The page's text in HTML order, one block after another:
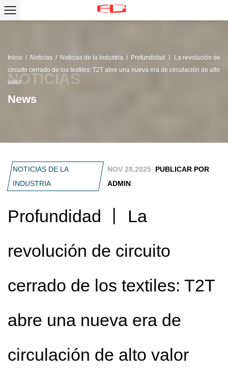
Inicio / Noticias / Noticias de la Industria / Profundidad 丨 La revolución de
circuito cerrado de los textiles: T2T abre una nueva era de circulación de alto
valor
News
NOTICIAS DE LA
INDUSTRIA
NOV 28,2025 PUBLICAR POR
ADMIN
Profundidad 丨 La
revolución de circuito
cerrado de los textiles: T2T
abre una nueva era de
circulación de alto valor